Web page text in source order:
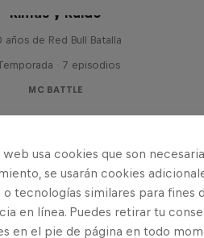
Rimas y Ruido
años de Red Bull Batalla
· 7 episodios
MC BATTLE
web usa cookies que son
se usarán cookies
tecnologías similares para fines
en línea. Puedes retirar tu
en el pie de página en todo